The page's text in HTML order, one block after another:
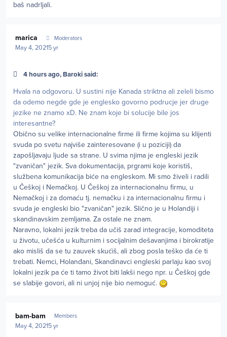
baš nadrljali.
marica Moderators
May 4, 20215 yr
4 hours ago, Baroki said:
Hvala na odgovoru. U sustini nije Kanada striktna ali zeleli bismo
da odemo negde gde je englesko govorno podrucje jer druge
jezike ne znamo xD. Ne znam koje bi solucije bile jos
interesantne?
Obično su velike internacionalne firme ili firme kojima su klijenti
svuda po svetu najviše zainteresovane (i u poziciji) da
zapošljavaju ljude sa strane. U svima njima je engleski jezik
"zvaničan" jezik. Sva dokumentacija, prgrami koje koristiš,
službena komunikacija biće na engleskom. Mi smo živeli i radili
u Češkoj i Nemačkoj. U Češkoj za internacionalnu firmu, u
Nemačkoj i za domaću tj. nemačku i za internacionalnu firmu i
svuda je engleski bio "zvaničan" jezik. Slično je u Holandiji i
skandinavskim zemljama. Za ostale ne znam.
Naravno, lokalni jezik treba da učiš zarad integracije, komoditeta
u životu, učešća u kulturnim i socijalnim dešavanjima i birokratije
ako misliš da se tu zauvek skućiš, ali zbog posla teško da će ti
trebati. Nemci, Holanđani, Skandinavci engleski parlaju kao svoj
lokalni jezik pa će ti tamo život biti lakši nego npr. u Češkoj gde
se slabije govori, ali ni unjoj nije bio nemoguć.
bam-bam Members
May 4, 20215 yr